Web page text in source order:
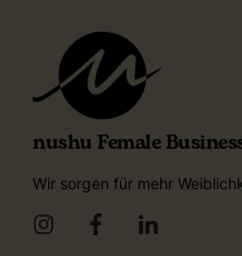
nushu Female
Wir sorgen für mehr